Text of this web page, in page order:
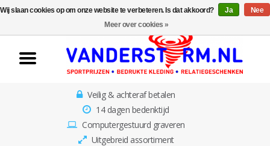
Home
Van der Storm
Sportprijzen
Awards & Beelden
Veilig & achteraf betalen
14 dagen bedenktijd
Computergestuurd graveren
Uitgebreid assortiment
Wij slaan cookies op om onze website te verbeteren. Is dat akkoord? Ja
Nee
Meer over cookies »